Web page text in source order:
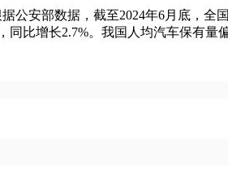
公安部数据，截至2024年6月底，全
同比增长2.7%。我国人均汽车保有